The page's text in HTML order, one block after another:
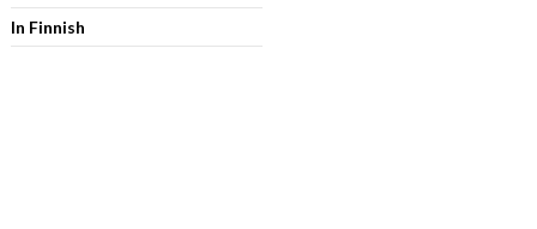
In Finnish